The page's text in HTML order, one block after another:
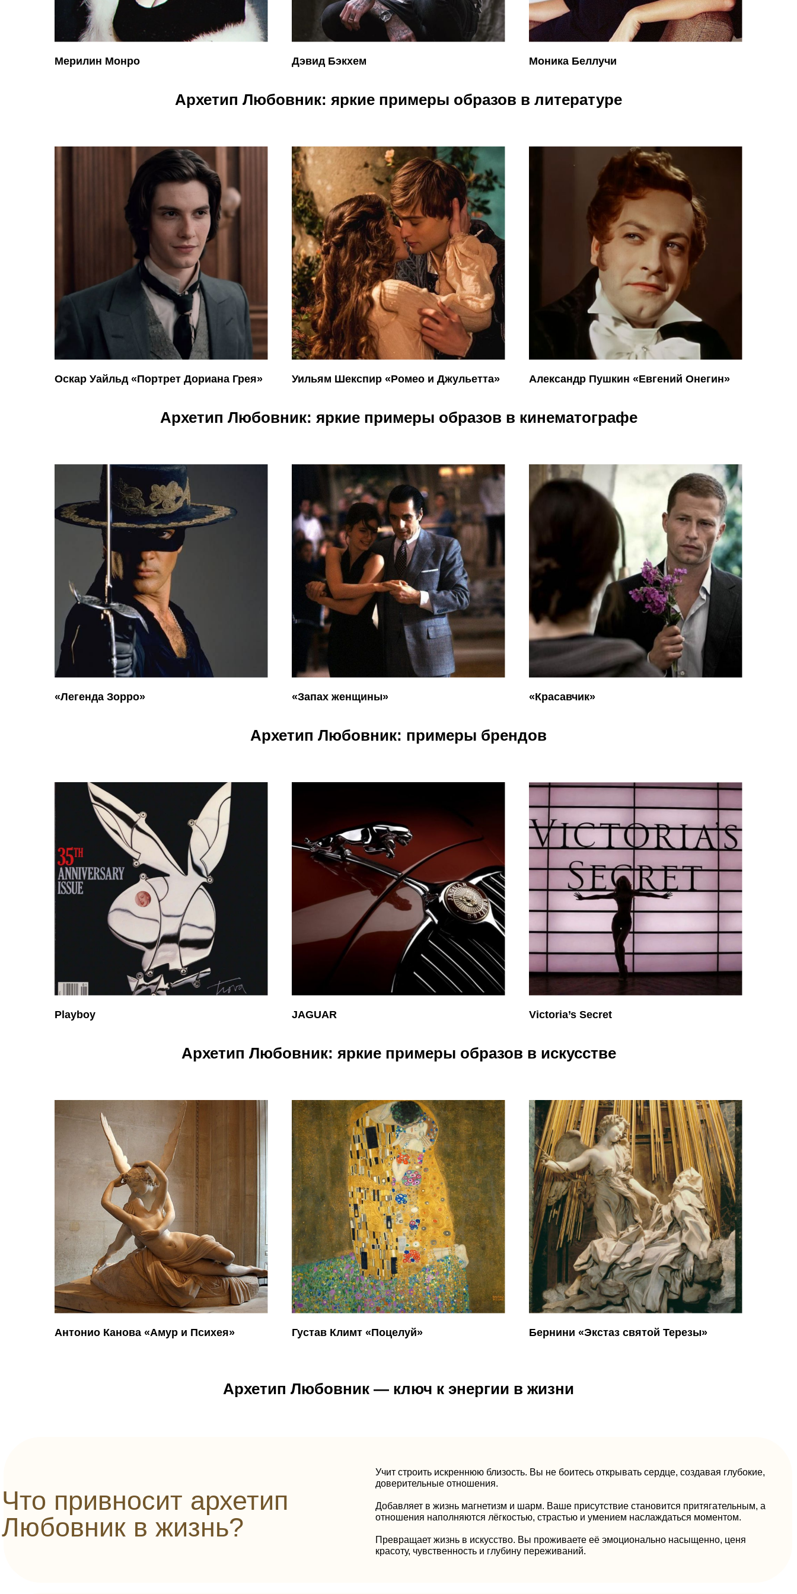
Мерилин Монро Дэвид Бэкхем Моника Беллучи
Архетип Любовник: яркие примеры образов в литературе
Оскар Уайльд «Портрет Дориана Грея» Уильям Шекспир «Ромео и Джульетта» Александр Пушкин «Евгений Онегин»
Архетип Любовник: яркие примеры образов в кинематографе
«Легенда Зорро» «Запах женщины» «Красавчик»
Архетип Любовник: примеры брендов
Playboy JAGUAR Victoria’s Secret
Архетип Любовник: яркие примеры образов в искусстве
Антонио Канова «Амур и Психея» Густав Климт «Поцелуй» Бернини «Экстаз святой Терезы»
Архетип Любовник — ключ к энергии в жизни
Что привносит архетип
Любовник в жизнь?
Учит строить искреннюю близость. Вы не боитесь открывать сердце, создавая глубокие,
доверительные отношения.
Добавляет в жизнь магнетизм и шарм. Ваше присутствие становится притягательным, а
отношения наполняются лёгкостью, страстью и умением наслаждаться моментом.
Превращает жизнь в искусство. Вы проживаете её эмоционально насыщенно, ценя
красоту, чувственность и глубину переживаний.